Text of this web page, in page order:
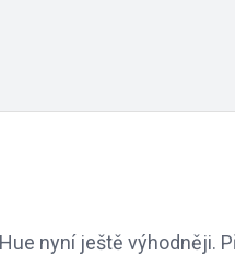
nyní ještě výhodněji.